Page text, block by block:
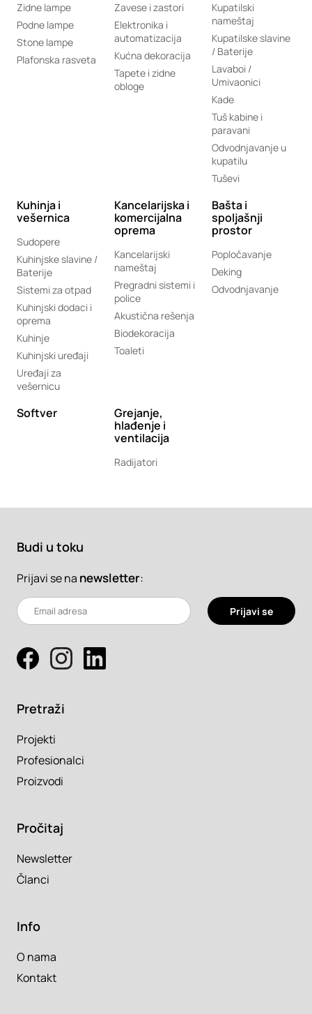
Zidne lampe
Podne lampe
Stone lampe
Plafonska rasveta
Zavese i zastori
Elektronika i
automatizacija
Kućna dekoracija
Tapete i zidne
obloge
Kupatilski
nameštaj
Kupatilske slavine
/ Baterije
Lavaboi /
Umivaonici
Kade
Tuš kabine i
paravani
Odvodnjavanje u
kupatilu
Tuševi
Kuhinja i
vešernica
Sudopere
Kuhinjske slavine /
Baterije
Sistemi za otpad
Kuhinjski dodaci i
oprema
Kuhinje
Kuhinjski uređaji
Uređaji za
vešernicu
Kancelarijska i
komercijalna
oprema
Kancelarijski
nameštaj
Pregradni sistemi i
police
Akustična rešenja
Biodekoracija
Toaleti
Bašta i
spoljašnji
prostor
Popločavanje
Deking
Odvodnjavanje
Softver
Grejanje,
hlađenje i
ventilacija
Radijatori
Budi u toku
Prijavi se na newsletter:
Prijavi se
Pretraži
Projekti
Profesionalci
Proizvodi
Pročitaj
Newsletter
Članci
Info
O nama
Kontakt